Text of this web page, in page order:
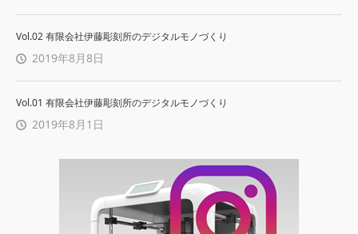
Vol.02 有限会社伊藤彫刻所のデジタルモノづくり
2019年8月8日
Vol.01 有限会社伊藤彫刻所のデジタルモノづくり
2019年8月1日